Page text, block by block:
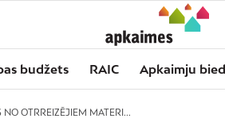
budžets RAIC Apkaimju
NO OTRREIZĒJIEM MATERI...